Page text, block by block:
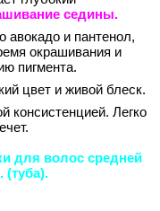
седины.
и пантенол,
окрашивания и
пигмента.
цвет и живой блеск.
консистенцией. Легко
для волос средней
(туба).